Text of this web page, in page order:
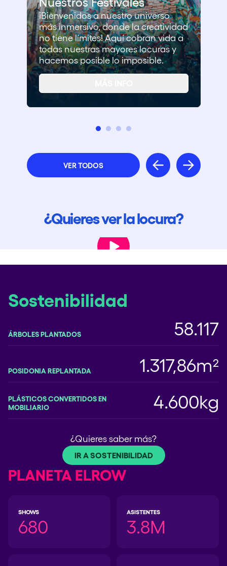
¡Bienvenidos a nuestro universo
más inmersivo, donde la creatividad
no tiene límites! Aquí cobran vida a
todas nuestras mayores locuras y
hacemos posible lo imposible.
VER TODOS
¿Quieres ver la locura?
Sostenibilidad
ÁRBOLES PLANTADOS 58.117
POSIDONIA REPLANTADA 1.317,86m²
PLÁSTICOS CONVERTIDOS EN
MOBILIARIO
4.600kg
¿Quieres saber más?
IR A SOSTENIBILIDAD
PLANETA ELROW
SHOWS
680
ASISTENTES
3.8M